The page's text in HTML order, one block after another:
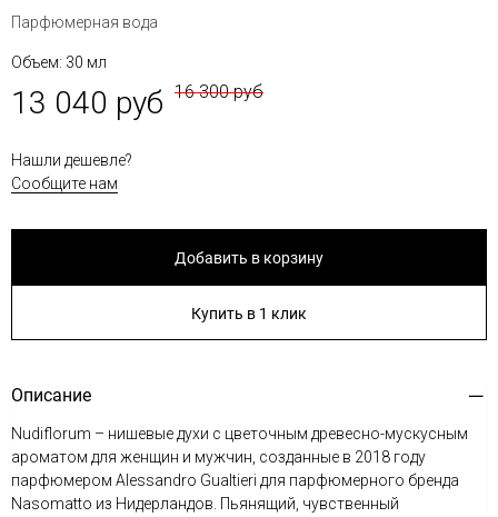
Парфюмерная вода
Объем: 30 мл
13 040 руб 16 300 руб
Нашли дешевле?
Сообщите нам
Добавить в корзину
Купить в 1 клик
Описание
Nudiflorum – нишевые духи с цветочным древесно-мускусным
ароматом для женщин и мужчин, созданные в 2018 году
парфюмером Alessandro Gualtieri для парфюмерного бренда
Nasomatto из Нидерландов. Пьянящий, чувственный